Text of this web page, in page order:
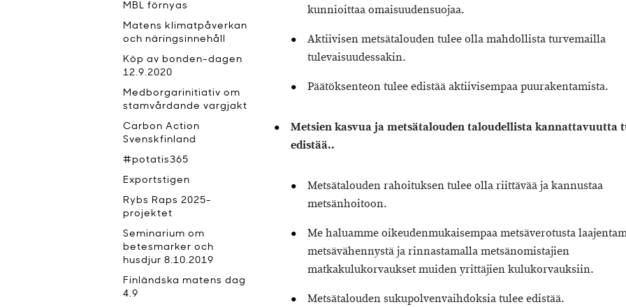
kunnioittaa omaisuudensuojaa.
Aktiivisen metsätalouden tulee olla mahdollista turvemailla
tulevaisuudessakin.
Päätöksenteon tulee edistää aktiivisempaa puurakentamista.
Metsien kasvua ja metsätalouden taloudellista kannattavuutta
edistää..
Metsätalouden rahoituksen tulee olla riittävää ja kannustaa
metsänhoitoon.
Me haluamme oikeudenmukaisempaa metsäverotusta
metsävähennystä ja rinnastamalla metsänomistajien
matkakulukorvaukset muiden yrittäjien kulukorvauksiin.
Metsätalouden sukupolvenvaihdoksia tulee edistää.
MBL förnyas
Matens klimatpåverkan
och näringsinnehåll
Köp av bonden-dagen
12.9.2020
Medborgarinitiativ om
stamvårdande vargjakt
Carbon Action
Svenskfinland
#potatis365
Exportstigen
Rybs Raps 2025-
projektet
Seminarium om
betesmarker och
husdjur 8.10.2019
Finländska matens dag
4.9